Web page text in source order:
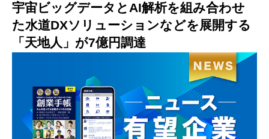
宇宙ビッグデータとAI解析を組み合わせ
た水道DXソリューションなどを展開する
「天地人」が7億円調達